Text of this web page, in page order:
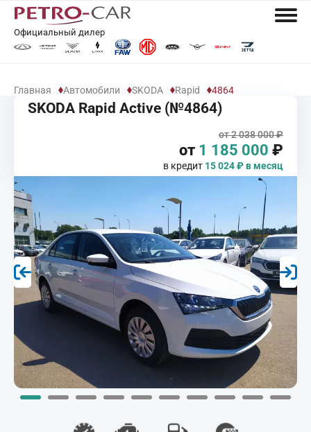
Официальный дилер
Главная Автомобили SKODA Rapid 4864
SKODA Rapid Active (№4864)
от 2 038 000 ₽
от 1 185 000 ₽
в кредит 15 024 ₽ в месяц